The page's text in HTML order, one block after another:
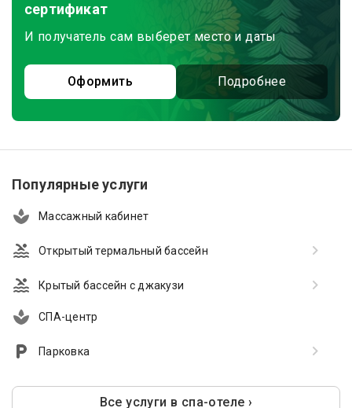
сертификат
И получатель сам выберет место и даты
Оформить Подробнее
Популярные услуги
Массажный кабинет
Открытый термальный бассейн
Крытый бассейн с джакузи
СПА-центр
Парковка
Все услуги в спа-отеле ›